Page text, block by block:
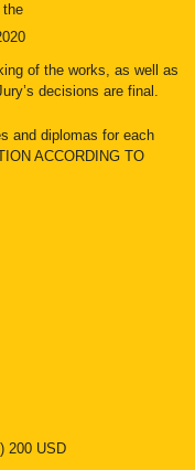
the
of the works, as well as
decisions are final.
and diplomas for each
ACCORDING TO
200 USD